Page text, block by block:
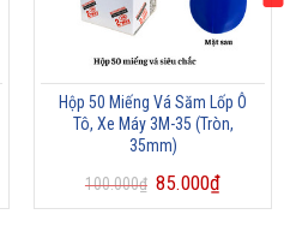
Hộp 50 Miếng Vá Săm Lốp Ô
Tô, Xe Máy 3M-35 (Tròn,
35mm)
100.000₫ 85.000₫